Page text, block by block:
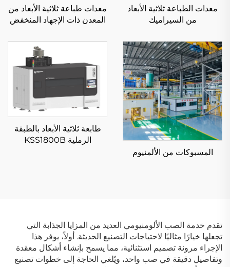
معدات الطباعة ثلاثية الأبعاد
من السيراميك
معدات طباعة ثلاثية الأبعاد من
المعدن ذات الإجهاد المنخفض
المسبوكات من الألمنيوم
طابعة ثلاثية الأبعاد بالطبقة
الرملية KSS1800B
تقدم خدمة الصب الألومنيومي العديد من المزايا الجذابة التي
تجعلها خيارًا مثاليًا لاحتياجات التصنيع الحديثة. أولاً، يوفر هذا
الإجراء مرونة تصميم استثنائية، مما يسمح بإنشاء أشكال معقدة
وتفاصيل دقيقة في صب واحد، ويُلغي الحاجة إلى خطوات تصنيع